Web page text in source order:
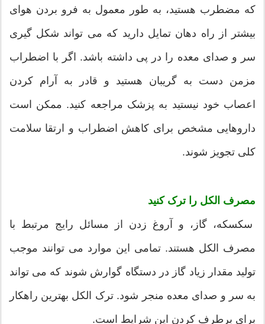
که مضطرب هستید، به طور معمول به فرو بردن هوای
بیشتر از راه دهان تمایل دارید که می تواند شکل گیری
سر و صدای معده را در پی داشته باشد. اگر با اضطراب
مزمن دست به گریبان هستید و قادر به آرام کردن
اعصاب خود نیستید به پزشک مراجعه کنید. ممکن است
داروهایی مشخص برای کاهش اضطراب و ارتقا سلامت
کلی تجویز شوند.
مصرف الکل را ترک کنید
سکسکه، گاز، و آروغ زدن از مسائل رایج مرتبط با
مصرف الکل هستند. تمامی این موارد می توانند موجب
تولید مقدار زیاد گاز در دستگاه گوارش شوند که می تواند
به سر و صدای معده منجر شود. ترک الکل بهترین راهکار
برای برطرف کردن این شرایط است.